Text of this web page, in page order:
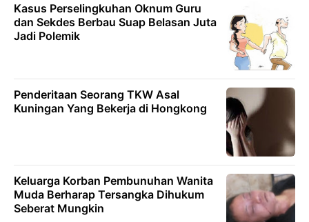
Kasus Perselingkuhan Oknum Guru
dan Sekdes Berbau Suap Belasan Juta
Jadi Polemik
Penderitaan Seorang TKW Asal
Kuningan Yang Bekerja di Hongkong
Keluarga Korban Pembunuhan Wanita
Muda Berharap Tersangka Dihukum
Seberat Mungkin